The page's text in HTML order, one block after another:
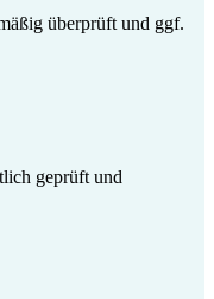
überprüft und ggf.
geprüft und